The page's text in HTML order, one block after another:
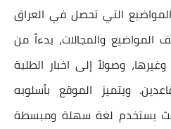
التي تحصل في العراق
المواضيع والمجالات، بدءاً من
وغيرها، وصولاً إلى اخبار الطلبة
ويتميز الموقع بأسلوبه
يستخدم لغة سهلة ومبسطة